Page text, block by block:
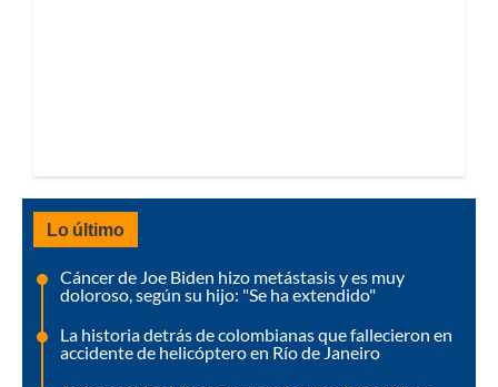
Lo último
Cáncer de Joe Biden hizo metástasis y es muy
doloroso, según su hijo: "Se ha extendido"
La historia detrás de colombianas que fallecieron en
accidente de helicóptero en Río de Janeiro